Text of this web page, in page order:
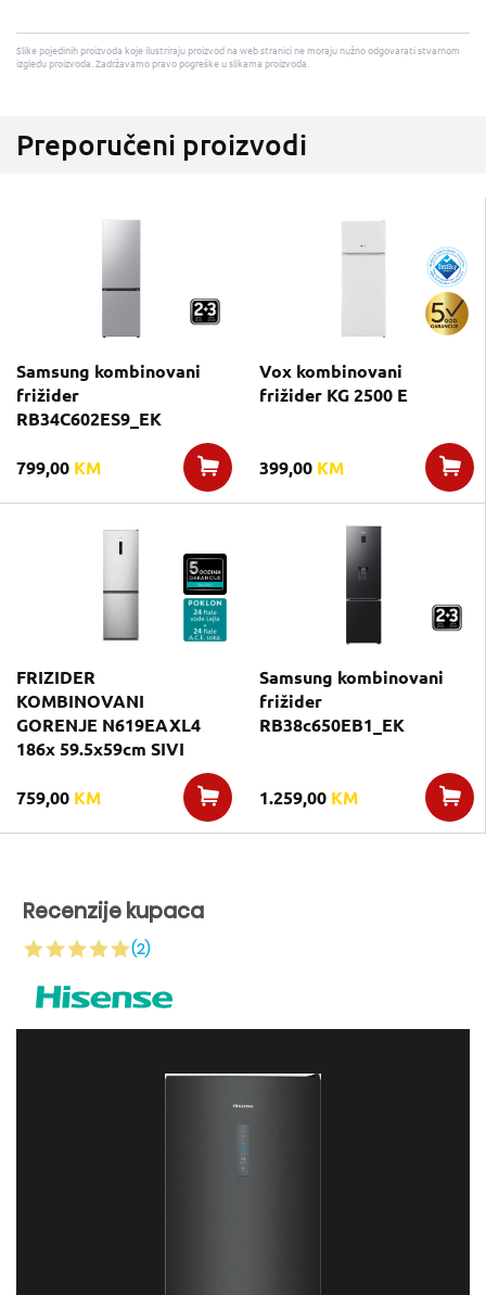
Slike pojedinih proizvoda koje ilustriraju proizvod na web stranici ne moraju nužno odgovarati stvarnom
izgledu proizvoda. Zadržavamo pravo pogreške u slikama proizvoda.
Preporučeni proizvodi
Samsung kombinovani
frižider
RB34C602ES9_EK
799,00 KM
Vox kombinovani
frižider KG 2500 E
399,00 KM
FRIZIDER
KOMBINOVANI
GORENJE N619EAXL4
186x 59.5x59cm SIVI
759,00 KM
Samsung kombinovani
frižider
RB38c650EB1_EK
1.259,00 KM
Recenzije kupaca
(2)